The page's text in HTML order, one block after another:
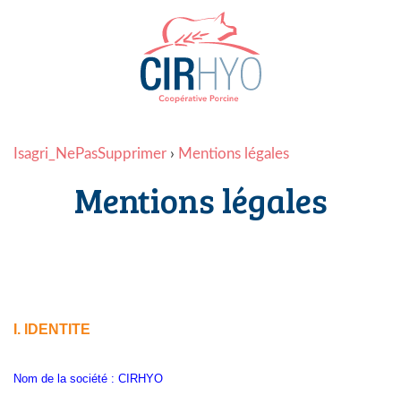
Isagri_NePasSupprimer › Mentions légales
Mentions légales
I. IDENTITE
Nom de la société : CIRHYO